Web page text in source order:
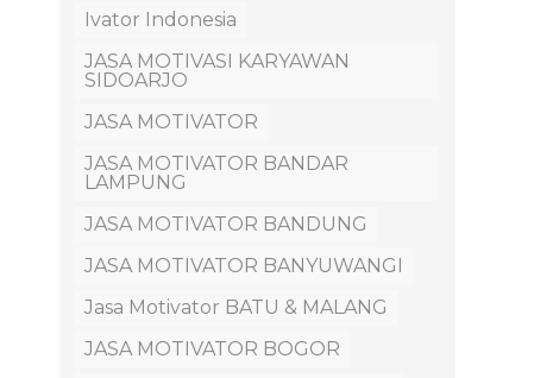
Ivator Indonesia
JASA MOTIVASI KARYAWAN
SIDOARJO
JASA MOTIVATOR
JASA MOTIVATOR BANDAR
LAMPUNG
JASA MOTIVATOR BANDUNG
JASA MOTIVATOR BANYUWANGI
Jasa Motivator BATU & MALANG
JASA MOTIVATOR BOGOR